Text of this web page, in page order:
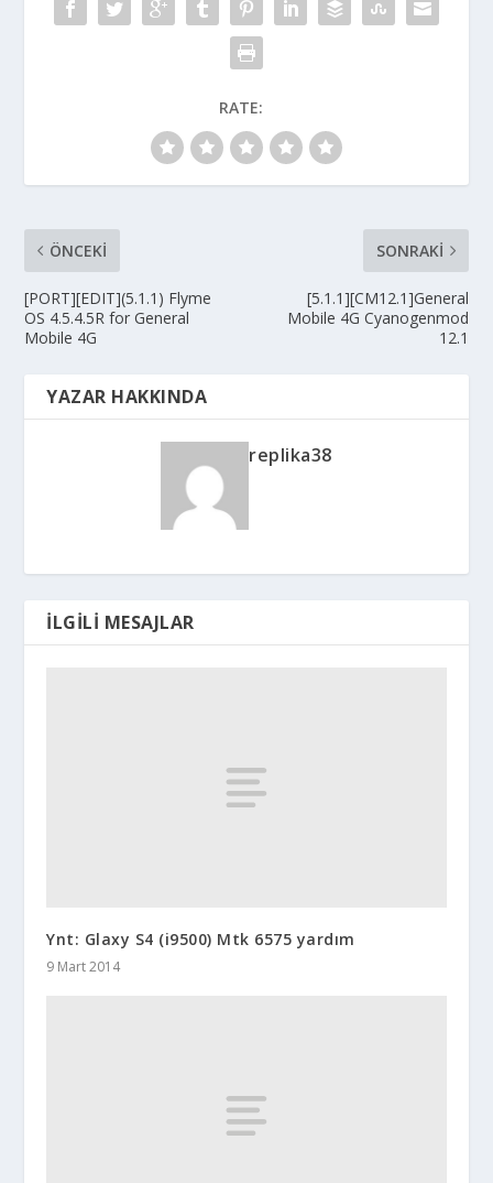
RATE:
ÖNCEKI
[PORT][EDIT](5.1.1) Flyme
OS 4.5.4.5R for General
Mobile 4G
SONRAKI
[5.1.1][CM12.1]General
Mobile 4G Cyanogenmod
12.1
YAZAR HAKKINDA
replika38
İLGILI MESAJLAR
Ynt: Glaxy S4 (i9500) Mtk 6575 yardım
9 Mart 2014